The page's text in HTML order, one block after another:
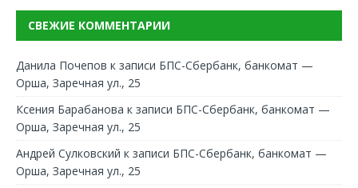
СВЕЖИЕ КОММЕНТАРИИ
Данила Почепов к записи БПС-Сбербанк, банкомат —
Орша, Заречная ул., 25
Ксения Барабанова к записи БПС-Сбербанк, банкомат —
Орша, Заречная ул., 25
Андрей Сулковский к записи БПС-Сбербанк, банкомат —
Орша, Заречная ул., 25